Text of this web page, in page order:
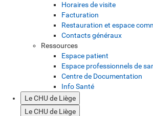
Horaires de visite
Facturation
Restauration et espace
Contacts généraux
Ressources
Espace patient
Espace professionnels de
Centre de Documentation
Info Santé
Le CHU de Liège
Le CHU de Liège